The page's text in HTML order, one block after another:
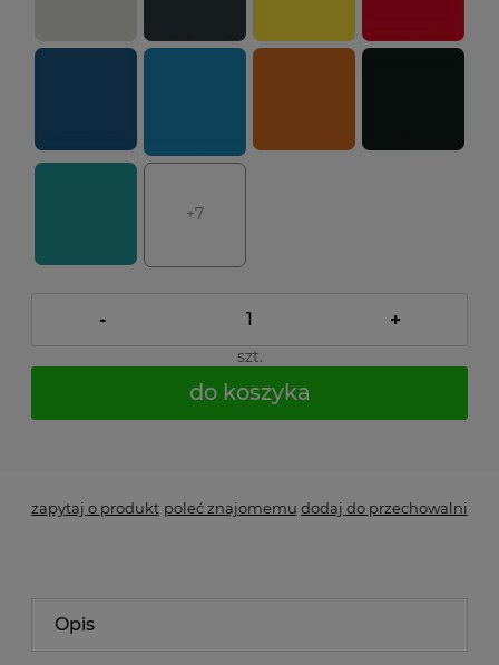
+7
- +
szt.
do koszyka
zapytaj o produkt poleć znajomemu dodaj do przechowalni
Opis